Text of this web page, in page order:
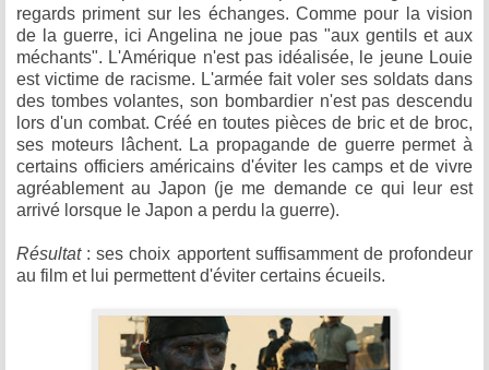
regards priment sur les échanges. Comme pour la vision
de la guerre, ici Angelina ne joue pas "aux gentils et aux
méchants". L'Amérique n'est pas idéalisée, le jeune Louie
est victime de racisme. L'armée fait voler ses soldats dans
des tombes volantes, son bombardier n'est pas descendu
lors d'un combat. Créé en toutes pièces de bric et de broc,
ses moteurs lâchent. La propagande de guerre permet à
certains officiers américains d'éviter les camps et de vivre
agréablement au Japon (je me demande ce qui leur est
arrivé lorsque le Japon a perdu la guerre).
Résultat : ses choix apportent suffisamment de profondeur
au film et lui permettent d'éviter certains écueils.